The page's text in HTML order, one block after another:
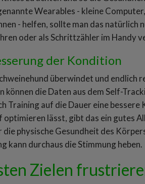
Wearables - kleine
- helfen, sollte man das natürlich
oder als Schrittzähler im Handy
der Kondition
überwindet und endlich
können die Daten aus dem Self-
Training auf die Dauer eine
optimieren lässt, gibt das ein gutes
physische Gesundheit des
kann durchaus die Stimmung heben.
Zielen